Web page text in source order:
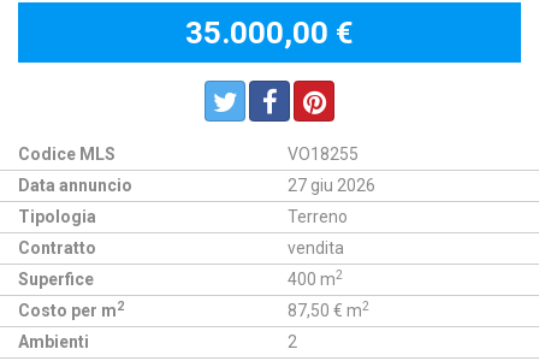
35.000,00 €
Codice MLS
VO18255
Data annuncio
27 giu 2026
Tipologia
Terreno
Contratto
vendita
Superfice
400 m2
Costo per m2 87,50 € m2
Ambienti
2